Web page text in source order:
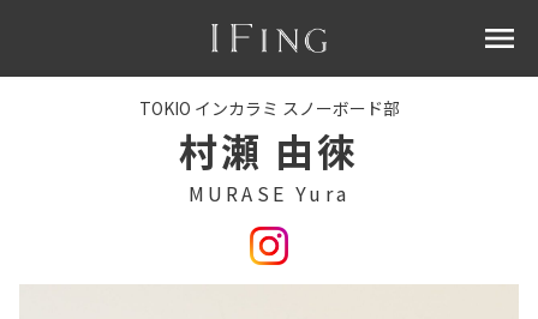
menu
TOKIO インカラミ スノーボード部
村瀬 由徠
MURASE Yura